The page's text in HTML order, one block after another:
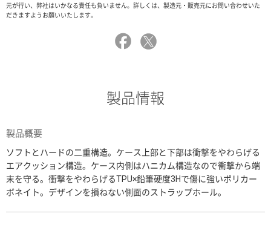
元が行い、弊社はいかなる責任も負いません。詳しくは、製造元・販売元にお問い合わせいた
だきますようお願いいたします。
製品情報
製品概要
ソフトとハードの二重構造。ケース上部と下部は衝撃をやわらげる
エアクッション構造。ケース内側はハニカム構造なので衝撃から端
末を守る。衝撃をやわらげるTPU×鉛筆硬度3Hで傷に強いポリカー
ボネイト。デザインを損ねない側面のストラップホール。